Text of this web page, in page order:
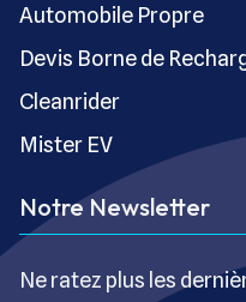
Automobile Propre
Devis Borne de
Cleanrider
Mister EV
Notre Newsletter
Ne ratez plus les